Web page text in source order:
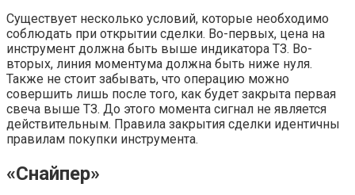
Существует несколько условий, которые необходимо
соблюдать при открытии сделки. Во-первых, цена на
инструмент должна быть выше индикатора ТЗ. Во-
вторых, линия моментума должна быть ниже нуля.
Также не стоит забывать, что операцию можно
совершить лишь после того, как будет закрыта первая
свеча выше ТЗ. До этого момента сигнал не является
действительным. Правила закрытия сделки идентичны
правилам покупки инструмента.
«Снайпер»